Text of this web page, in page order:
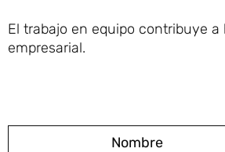
El trabajo en equipo contribuye
empresarial.
Nombre